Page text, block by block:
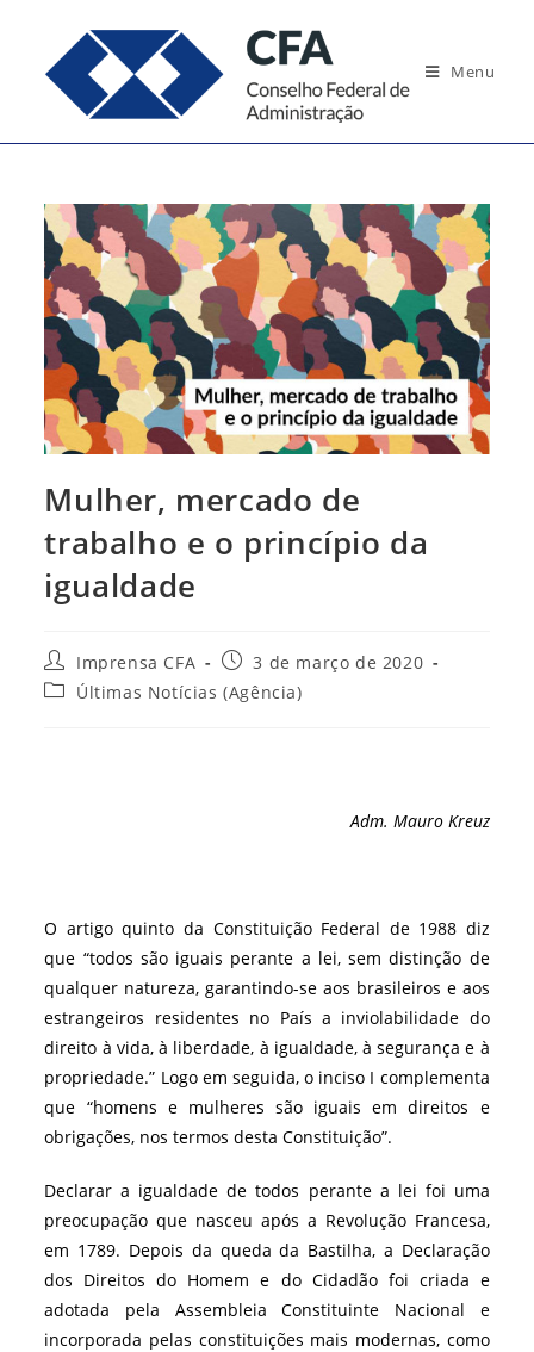
conteúdo
Menu
Mulher, mercado de
trabalho e o princípio da
igualdade
Autor
do
post:
Imprensa CFA
Post
publicado:
3 de março de 2020
Categoria
Últimas Notícias (Agência)
Adm. Mauro Kreuz
O artigo quinto da Constituição Federal de 1988 diz
que “todos são iguais perante a lei, sem distinção de
qualquer natureza, garantindo-se aos brasileiros e aos
estrangeiros residentes no País a inviolabilidade do
direito à vida, à liberdade, à igualdade, à segurança e à
propriedade.” Logo em seguida, o inciso I complementa
que “homens e mulheres são iguais em direitos e
obrigações, nos termos desta Constituição”.
Declarar a igualdade de todos perante a lei foi uma
preocupação que nasceu após a Revolução Francesa,
em 1789. Depois da queda da Bastilha, a Declaração
dos Direitos do Homem e do Cidadão foi criada e
adotada pela Assembleia Constituinte Nacional e
incorporada pelas constituições mais modernas, como